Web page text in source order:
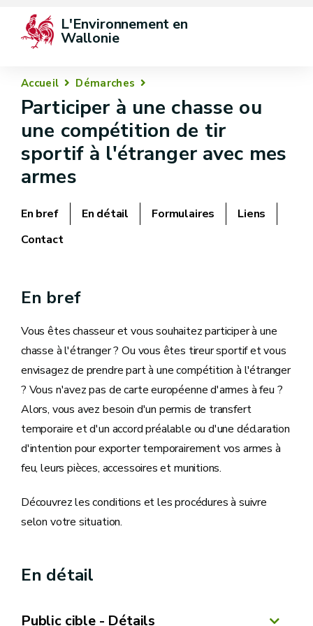
L'Environnement en
Wallonie
Accueil Démarches
Participer à une chasse ou
une compétition de tir
sportif à l'étranger avec mes
armes
En bref En détail Formulaires
Liens
Contact
En bref
Vous êtes chasseur et vous souhaitez participer à une
chasse à l'étranger ? Ou vous êtes tireur sportif et vous
envisagez de prendre part à une compétition à l'étranger
? Vous n'avez pas de carte européenne d'armes à feu ?
Alors, vous avez besoin d'un permis de transfert
temporaire et d'un accord préalable ou d'une déclaration
d'intention pour exporter temporairement vos armes à
feu, leurs pièces, accessoires et munitions.
Découvrez les conditions et les procédures à suivre
selon votre situation.
En détail
Public cible - Détails